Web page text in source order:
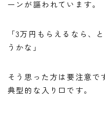
ーンが謳われています。
「3万円もらえるなら、
うかな」
そう思った方は要注意で
典型的な入り口です。